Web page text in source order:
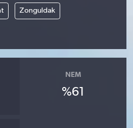
Zonguldak
NEM
%61